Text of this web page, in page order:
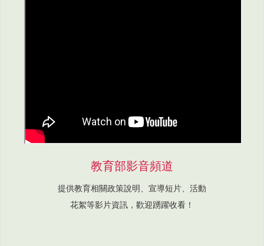
教育部影音頻道
提供教育相關政策說明、宣導短片、活動
花絮等影片資訊，歡迎踴躍收看！